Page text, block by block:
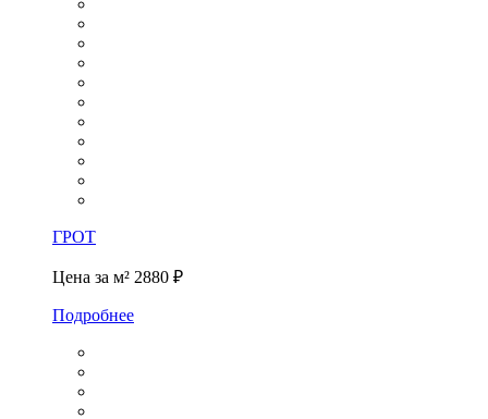
ГРОТ
Цена за м² 2880 ₽
Подробнее